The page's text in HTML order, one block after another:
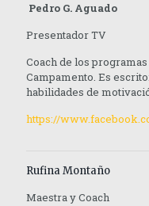
Pedro G. Aguado
Presentador TV
Coach de los
Campamento. Es
habilidades de
https://
Rufina Montaño
Maestra y Coach